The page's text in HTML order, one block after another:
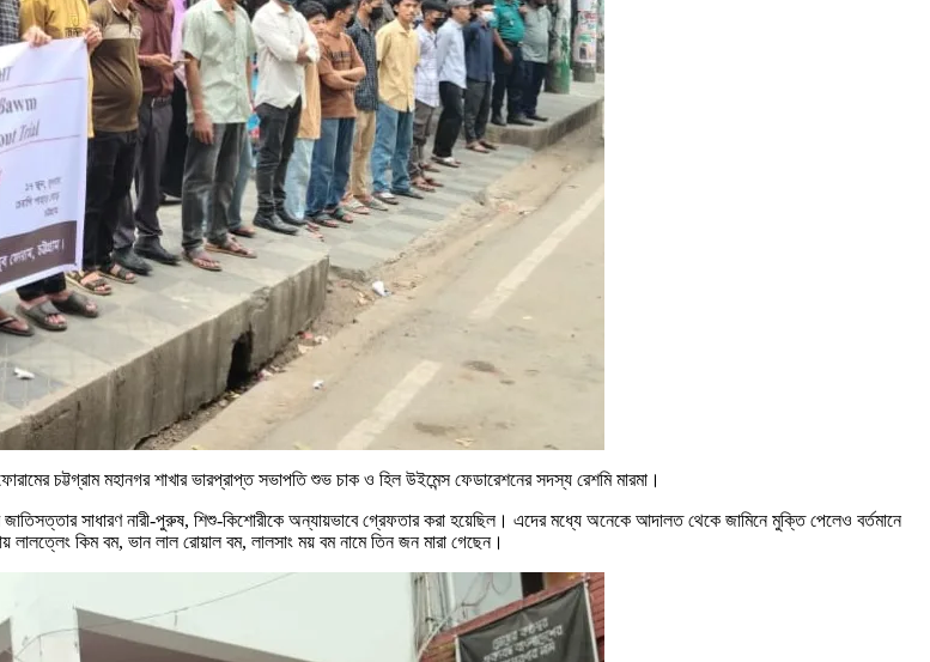
চট্টগ্রাম মহানগর শাখার ভারপ্রাপ্ত সভাপতি শুভ চাক ও হিল উইমেন্স ফেডারেশনের সদস্য রেশমি মারমা।
জাতিসত্তার সাধারণ নারী-পুরুষ, শিশু-কিশোরীকে অন্যায়ভাবে গ্রেফতার করা হয়েছিল। এদের মধ্যে অনেকে আদালত থেকে জামিনে মুক্তি পেলেও বর্তমানে
লালত্লেং কিম বম, ভান লাল রোয়াল বম, লালসাং ময় বম নামে তিন জন মারা গেছেন।